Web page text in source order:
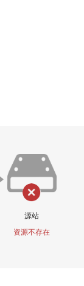
源站
资源不存在